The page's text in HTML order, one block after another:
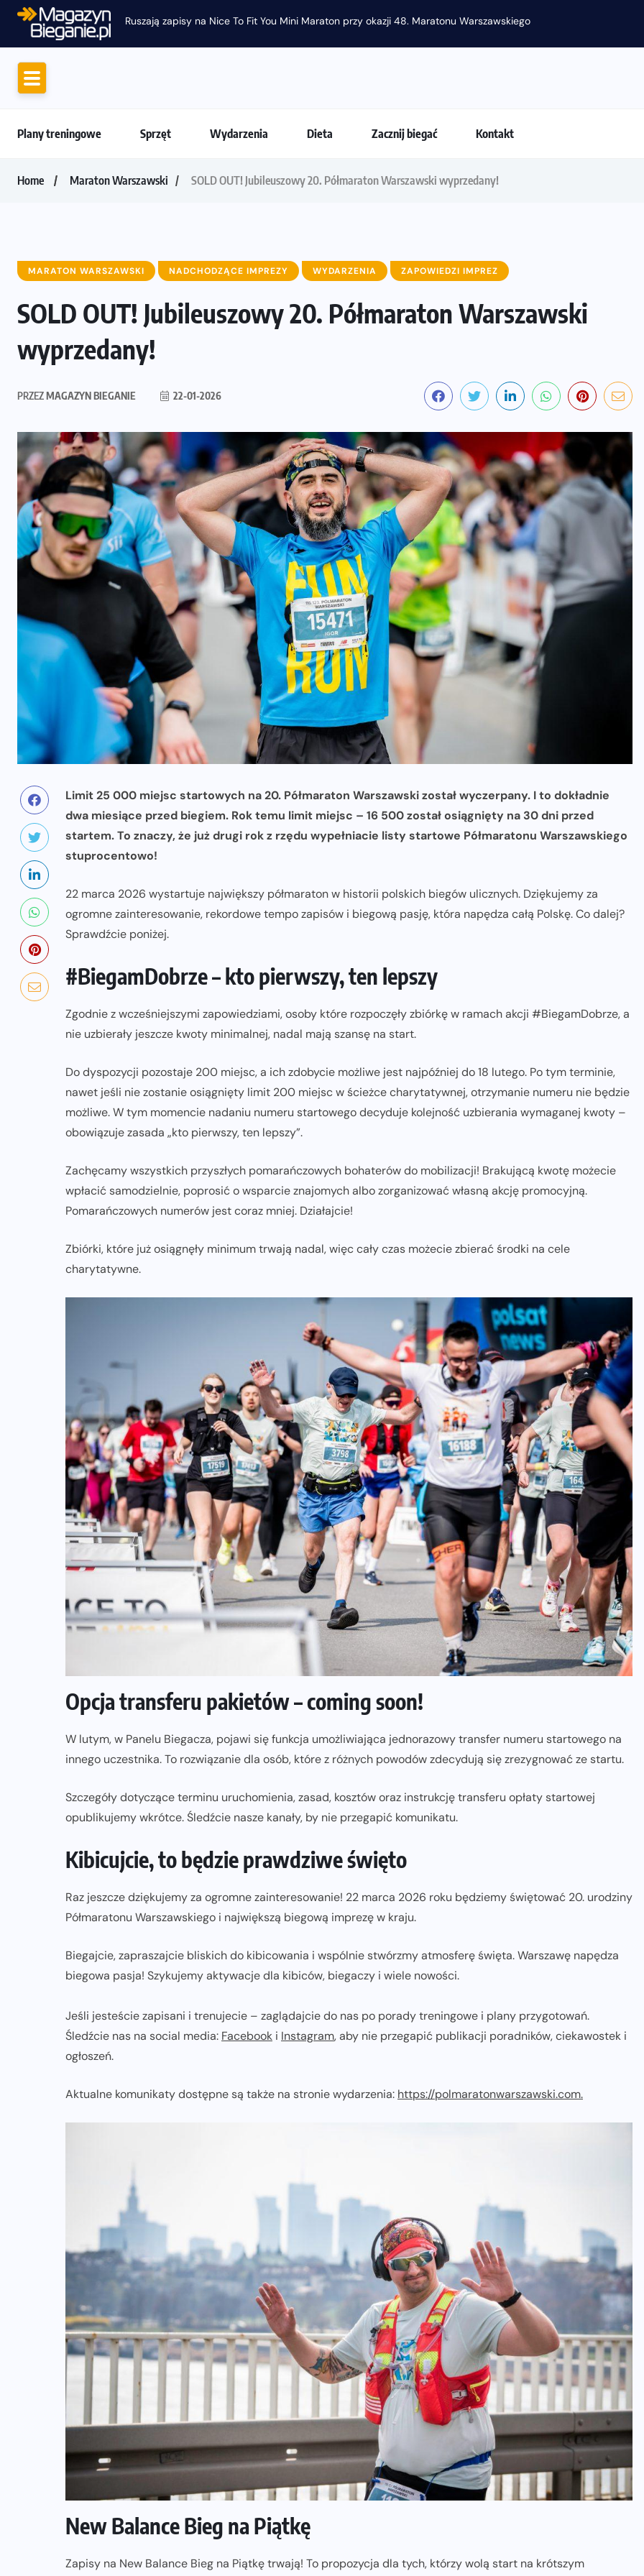
Jak skompletować
Plany treningowe Sprzęt Wydarzenia Dieta Zacznij biegać Kontakt
Home Maraton Warszawski SOLD OUT! Jubileuszowy 20. Półmaraton Warszawski wyprzedany!
MARATON WARSZAWSKI NADCHODZĄCE IMPREZY WYDARZENIA ZAPOWIEDZI IMPREZ
SOLD OUT! Jubileuszowy 20. Półmaraton Warszawski
wyprzedany!
PRZEZMAGAZYN BIEGANIE 22-01-2026
Limit 25 000 miejsc startowych na 20. Półmaraton Warszawski został wyczerpany. I to dokładnie
dwa miesiące przed biegiem. Rok temu limit miejsc – 16 500 został osiągnięty na 30 dni przed
startem. To znaczy, że już drugi rok z rzędu wypełniacie listy startowe Półmaratonu Warszawskiego
stuprocentowo!
22 marca 2026 wystartuje największy półmaraton w historii polskich biegów ulicznych. Dziękujemy za
ogromne zainteresowanie, rekordowe tempo zapisów i biegową pasję, która napędza całą Polskę. Co dalej?
Sprawdźcie poniżej.
#BiegamDobrze – kto pierwszy, ten lepszy
Zgodnie z wcześniejszymi zapowiedziami, osoby które rozpoczęły zbiórkę w ramach akcji #BiegamDobrze, a
nie uzbierały jeszcze kwoty minimalnej, nadal mają szansę na start.
Do dyspozycji pozostaje 200 miejsc, a ich zdobycie możliwe jest najpóźniej do 18 lutego. Po tym terminie,
nawet jeśli nie zostanie osiągnięty limit 200 miejsc w ścieżce charytatywnej, otrzymanie numeru nie będzie
możliwe. W tym momencie nadaniu numeru startowego decyduje kolejność uzbierania wymaganej kwoty –
obowiązuje zasada „kto pierwszy, ten lepszy”.
Zachęcamy wszystkich przyszłych pomarańczowych bohaterów do mobilizacji! Brakującą kwotę możecie
wpłacić samodzielnie, poprosić o wsparcie znajomych albo zorganizować własną akcję promocyjną.
Pomarańczowych numerów jest coraz mniej. Działajcie!
Zbiórki, które już osiągnęły minimum trwają nadal, więc cały czas możecie zbierać środki na cele
charytatywne.
Opcja transferu pakietów – coming soon!
W lutym, w Panelu Biegacza, pojawi się funkcja umożliwiająca jednorazowy transfer numeru startowego na
innego uczestnika. To rozwiązanie dla osób, które z różnych powodów zdecydują się zrezygnować ze startu.
Szczegóły dotyczące terminu uruchomienia, zasad, kosztów oraz instrukcję transferu opłaty startowej
opublikujemy wkrótce. Śledźcie nasze kanały, by nie przegapić komunikatu.
Kibicujcie, to będzie prawdziwe święto
Raz jeszcze dziękujemy za ogromne zainteresowanie! 22 marca 2026 roku będziemy świętować 20. urodziny
Półmaratonu Warszawskiego i największą biegową imprezę w kraju.
Biegajcie, zapraszajcie bliskich do kibicowania i wspólnie stwórzmy atmosferę święta. Warszawę napędza
biegowa pasja! Szykujemy aktywacje dla kibiców, biegaczy i wiele nowości.
Jeśli jesteście zapisani i trenujecie – zaglądajcie do nas po porady treningowe i plany przygotowań.
Śledźcie nas na social media: Facebook i Instagram, aby nie przegapić publikacji poradników, ciekawostek i
ogłoszeń.
Aktualne komunikaty dostępne są także na stronie wydarzenia: https://polmaratonwarszawski.com.
New Balance Bieg na Piątkę
Zapisy na New Balance Bieg na Piątkę trwają! To propozycja dla tych, którzy wolą start na krótszym
13 września. Sportowe święto dla
całych rodzin
07-08-2026
ZAPOWIEDZI IMPREZ
Trasa Nice To Fit You Warszawskiej
Dychy 2026. Szybkie 10 km i emocje
największego maratonu w Polsce
07-08-2026